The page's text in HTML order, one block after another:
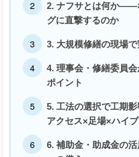
2. ナフサとは何か——
グに直撃するのか
3. 大規模修繕の現場
4. 理事会・修繕委員
ポイント
5. 工法の選択で工期
アクセス×足場×ハイ
6. 補助金・助成金の